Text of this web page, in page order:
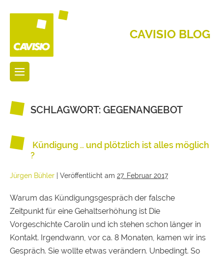
CAVISIO BLOG
SCHLAGWORT: GEGENANGEBOT
Kündigung .. und plötzlich ist alles möglich
?
Jürgen Bühler Veröffentlicht am 27. Februar 2017
Warum das Kündigungsgespräch der falsche
Zeitpunkt für eine Gehaltserhöhung ist Die
Vorgeschichte Carolin und ich stehen schon länger in
Kontakt. Irgendwann, vor ca. 8 Monaten, kamen wir ins
Gespräch. Sie wollte etwas verändern. Unbedingt. So